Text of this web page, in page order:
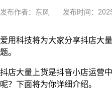
发布作者：东风 发布时间：
爱用科技将为大家分享抖店大
题。
抖店大量上货是抖音小店运营
呢？下面将为你详细介绍。